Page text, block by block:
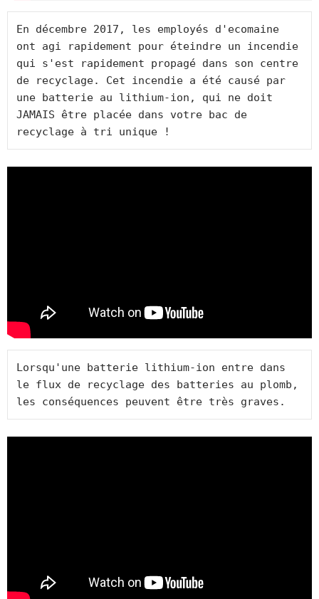
En décembre 2017, les employés d'ecomaine
ont agi rapidement pour éteindre un incendie
qui s'est rapidement propagé dans son centre
de recyclage. Cet incendie a été causé par
une batterie au lithium-ion, qui ne doit
JAMAIS être placée dans votre bac de
recyclage à tri unique !
Lorsqu'une batterie lithium-ion entre dans
le flux de recyclage des batteries au plomb,
les conséquences peuvent être très graves.